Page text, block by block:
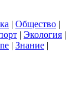
| Общество |
| Экология |
| Знание |